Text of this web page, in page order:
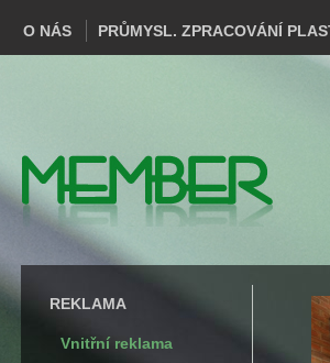
O NÁS PRŮMYSL. ZPRACOVÁNÍ
REKLAMA
Vnitřní reklama